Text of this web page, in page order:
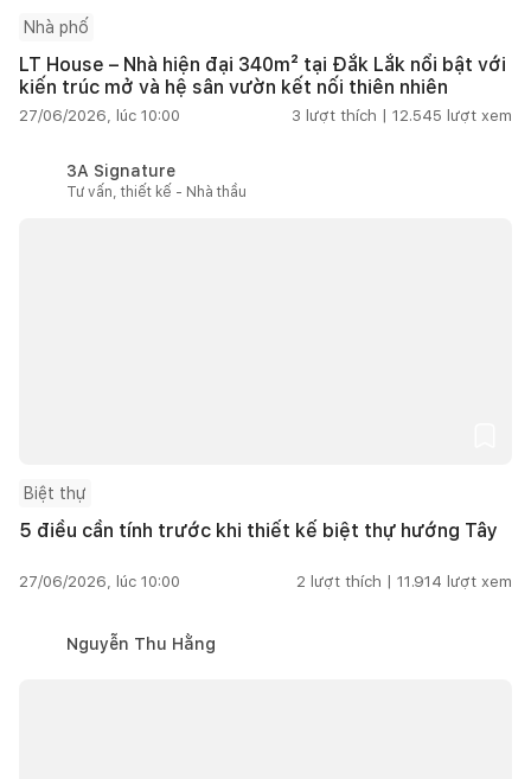
Nhà phố
LT House – Nhà hiện đại 340m² tại Đắk Lắk nổi bật với
kiến trúc mở và hệ sân vườn kết nối thiên nhiên
27/06/2026, lúc 10:00 3 lượt thích | 12.545 lượt xem
3A Signature
Tư vấn, thiết kế - Nhà thầu
Biệt thự
5 điều cần tính trước khi thiết kế biệt thự hướng Tây
27/06/2026, lúc 10:00 2 lượt thích | 11.914 lượt xem
Nguyễn Thu Hằng